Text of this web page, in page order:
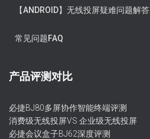
【ANDROID】无线投屏疑难问题解答
常见问题FAQ
产品评测对比
必捷BJ80多屏协作智能终端评测
消费级无线投屏VS 企业级无线投屏
必捷会议盒子BJ62深度评测